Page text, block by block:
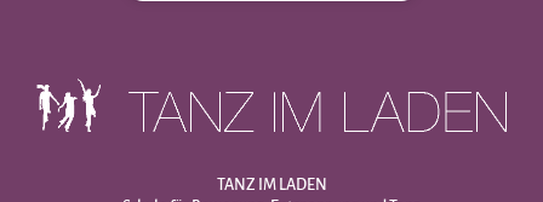
TANZ IM LADEN